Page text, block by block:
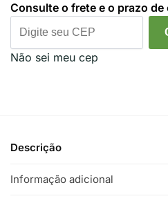
Consulte o frete e o prazo de
Não sei meu cep
Descrição
Informação adicional